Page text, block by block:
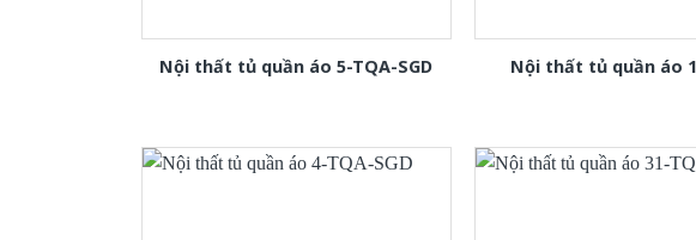
Nội thất tủ quần áo 5-TQA-SGD Nội thất tủ quần áo